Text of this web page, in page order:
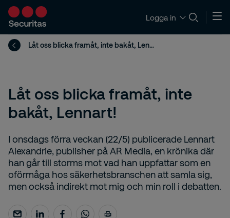
Logga in
​Låt oss blicka framåt, inte bakåt, Lennart!
​Låt oss blicka framåt, inte
bakåt, Lennart!
I onsdags förra veckan (22/5) publicerade Lennart
Alexandrie, publisher på AR Media, en krönika där
han går till storms mot vad han uppfattar som en
oförmåga hos säkerhetsbranschen att samla sig,
men också indirekt mot mig och min roll i debatten.